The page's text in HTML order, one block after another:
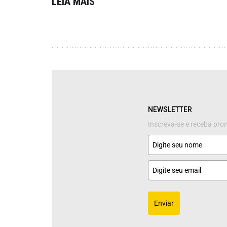
NEWSLETTER
Inscreva-se e receba
Enviar